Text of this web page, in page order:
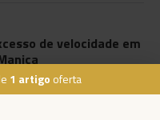
1 artigo oferta
de velocidade em